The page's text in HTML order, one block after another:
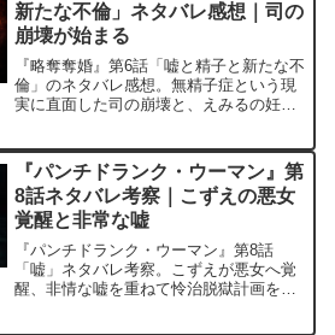
新たな不倫」ネタバレ感想｜司の
崩壊が始まる
『略奪奪婚』第6話「嘘と精子と新たな不
倫」のネタバレ感想。無精子症という現
実に直面した司の崩壊と、えみるの妊娠
『パンチドランク・ウーマン』第
8話ネタバレ考察｜こずえの悪女
覚醒と非常な嘘
『パンチドランク・ウーマン』第8話
「嘘」ネタバレ考察。こずえが悪女へ覚
醒、非情な嘘を重ねて怜治脱獄計画を加